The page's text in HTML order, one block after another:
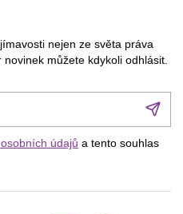
nejen ze světa práva
můžete kdykoli odhlásit.
údajů a tento souhlas